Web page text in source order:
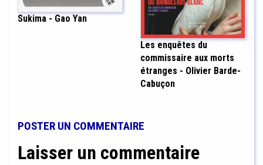
Sukima - Gao Yan
Les enquêtes du
commissaire aux morts
étranges - Olivier Barde-
Cabuçon
POSTER UN COMMENTAIRE
Laisser un commentaire